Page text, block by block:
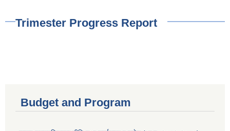
Trimester Progress Report
Budget and Program